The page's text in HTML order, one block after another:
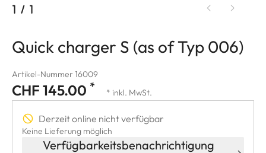
1 / 1
Quick charger S (as of Typ 006)
Artikel-Nummer 16009
CHF 145.00 * * inkl. MwSt.
Derzeit online nicht verfügbar
Keine Lieferung möglich
Verfügbarkeitsbenachrichtigung